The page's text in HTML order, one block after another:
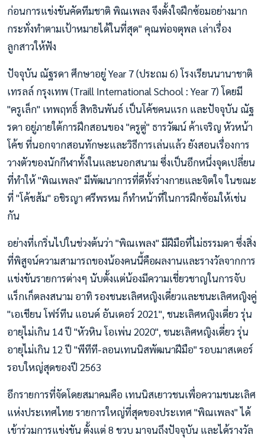
ก่อนการแข่งขันคัดทีมชาติ พิณเพลง จึงตั้งใจฝึกซ้อมอย่างมาก
กระทั่งทำตามเป้าหมายได้ในที่สุด" คุณพ่อจตุพล เล่าเรื่อง
ลูกสาวให้ฟัง
ปัจจุบัน ณัฐรดา ศึกษาอยู่ Year 7 (ประถม 6) โรงเรียนนานาชาติ
เทรลล์ กรุงเทพ (Traill International School : Year 7) โดยมี
"ครูเล็ก" เทพฤทธิ์ สิทธินพันธ์ เป็นโค้ชคนแรก และปัจจุบัน ณัฐ
รดา อยู่ภายใต้การฝึกสอนของ "ครูตู่" ธารวัฒน์ ค้าเจริญ หัวหน้า
โค้ช ที่นอกจากสอนทักษะและวิธีการเล่นแล้ว ยังสอนเรื่องการ
วางตัวของนักกีฬาทั้งในและนอกสนาม ซึ่งเป็นอีกหนึ่งจุดเปลี่ยน
ที่ทําให้ "พิณเพลง" มีพัฒนาการที่ดีทั้งร่างกายและจิตใจ ในขณะ
ที่ "โค้ชส้ม" อชิรญา ศรีพรหม ก็ทำหน้าที่ในการฝึกซ้อมให้เช่น
กัน
อย่างที่เกริ่นไปในช่วงต้นว่า "พิณเพลง" มีฝีมือที่ไม่ธรรมดา ซึ่งสิ่ง
ที่พิสูจน์ความสามารถของน้องคนนี้คือผลงานและรางวัลจากการ
แข่งขันรายการต่างๆ นับตั้งแต่น้องมีความเชี่ยวชาญในการจับ
แร็กเก็ตลงสนาม อาทิ รองชนะเลิศหญิงเดี่ยวและชนะเลิศหญิงคู่
"เอเชียน โฟร์ทีน แอนด์ อันเดอร์ 2021", ชนะเลิศหญิงเดี่ยว รุ่น
อายุไม่เกิน 14 ปี "หัวหิน โอเพ่น 2020", ชนะเลิศหญิงเดี่ยว รุ่น
อายุไม่เกิน 12 ปี "พีทีที-ลอนเทนนิสพัฒนาฝีมือ" รอบมาสเตอร์
รอบใหญ่สุดของปี 2563
อีกรายการที่จัดโดยสมาคมคือ เทนนิสเยาวชนเพื่อความชนะเลิศ
แห่งประเทศไทย รายการใหญ่ที่สุดของประเทศ "พิณเพลง" ได้
เข้าร่วมการแข่งขัน ตั้งแต่ 8 ขวบ มาจนถึงปัจจุบัน และได้รางวัล